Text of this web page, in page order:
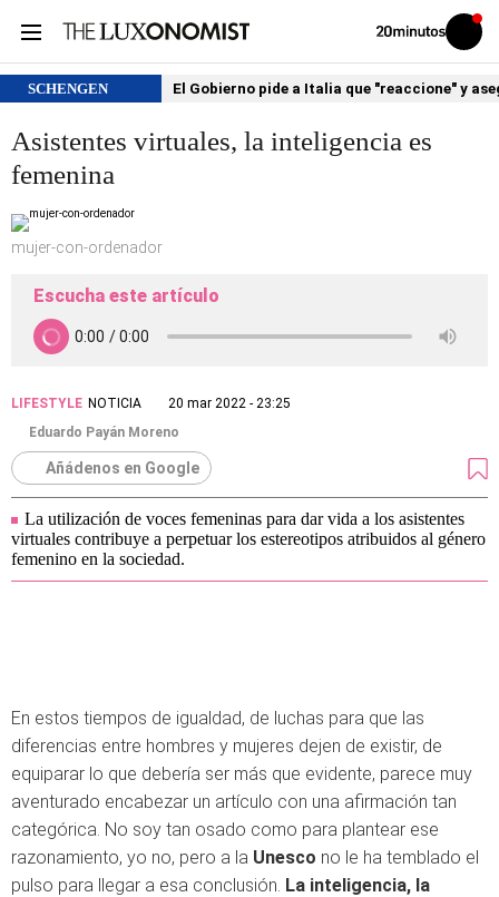
Volver
Iniciar
sesión
SCHENGEN El Gobierno pide a Italia que "reaccione" y
Asistentes virtuales, la inteligencia es
femenina
mujer-con-ordenador
Escucha este artículo
LIFESTYLE NOTICIA
20 mar 2022 - 23:25
Eduardo Payán Moreno
Añádenos en Google
La utilización de voces femeninas para dar vida a los asistentes
virtuales contribuye a perpetuar los estereotipos atribuidos al género
femenino en la sociedad.
En estos tiempos de igualdad, de luchas para que las
diferencias entre hombres y mujeres dejen de existir, de
equiparar lo que debería ser más que evidente, parece muy
aventurado encabezar un artículo con una afirmación tan
categórica. No soy tan osado como para plantear ese
razonamiento, yo no, pero a la Unesco no le ha temblado el
pulso para llegar a esa conclusión. La inteligencia, la